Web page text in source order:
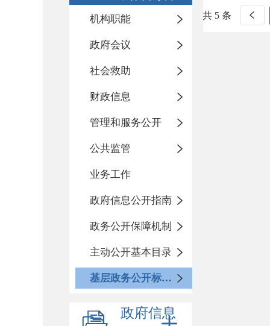
机构职能
政府会议
社会救助
财政信息
管理和服务公开
公共监管
业务工作
政府信息公开指南
政务公开保障机制
主动公开基本目录
基层政务公开标准化目录
政府信息
共 5 条